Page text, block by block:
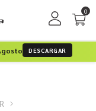
0
DESCARGAR